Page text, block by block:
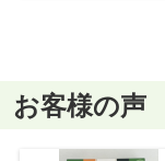
お客様の声